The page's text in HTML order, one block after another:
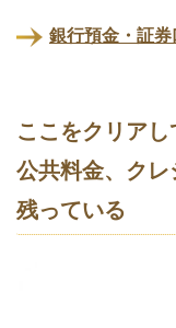
銀行預金・証
ここをクリアし
公共料金、ク
残っている